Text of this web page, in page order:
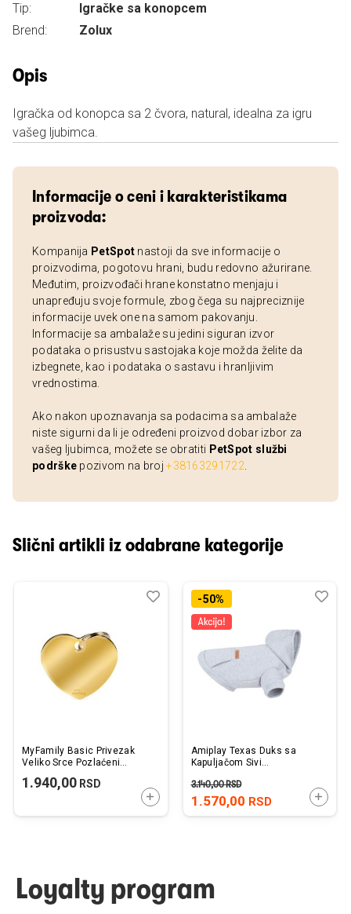
Tip:
Igračke sa konopcem
Brend:
Zolux
Opis
Igračka od konopca sa 2 čvora, natural, idealna za igru
vašeg ljubimca.
Informacije o ceni i karakteristikama
proizvoda:
Kompanija PetSpot nastoji da sve informacije o
proizvodima, pogotovu hrani, budu redovno ažurirane.
Međutim, proizvođači hrane konstatno menjaju i
unapređuju svoje formule, zbog čega su najpreciznije
informacije uvek one na samom pakovanju.
Informacije sa ambalaže su jedini siguran izvor
podataka o prisustvu sastojaka koje možda želite da
izbegnete, kao i podataka o sastavu i hranljivim
vrednostima.
Ako nakon upoznavanja sa podacima sa ambalaže
niste sigurni da li je određeni proizvod dobar izbor za
vašeg ljubimca, možete se obratiti PetSpot službi
podrške pozivom na broj+38163291722
Slični artikli iz odabrane kategorije
MyFamily Basic Privezak
Veliko Srce Pozlaćeni
1.940,00 RSD
DODAJTE U KORPU
Dodaj
Uporedi-50%
Amiplay Texas Duks sa
Kapuljačom Sivi
1.570,00 RSD
3.140,00RSD
Loyalty program